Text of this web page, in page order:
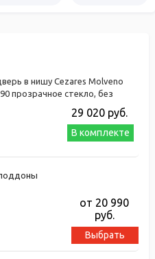
в нишу Cezares Molveno
прозрачное стекло, без
29 020 руб.
В комплекте
от 20 990
руб.
Выбрать